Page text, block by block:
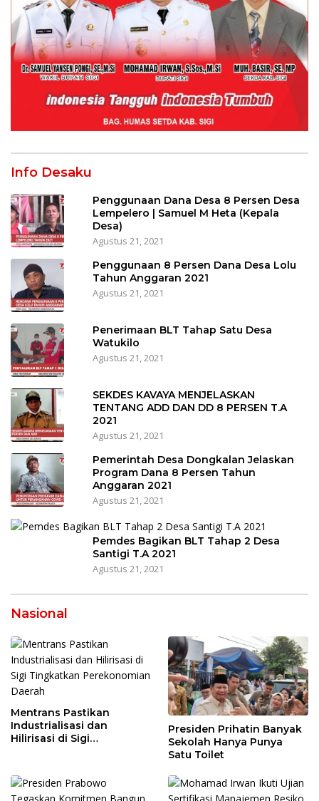
Info Desaku
Penggunaan Dana Desa 8 Persen Desa
Lempelero | Samuel M Heta (Kepala
Desa)
Agustus 21, 2021
Penggunaan 8 Persen Dana Desa Lolu
Tahun Anggaran 2021
Agustus 21, 2021
Penerimaan BLT Tahap Satu Desa
Watukilo
Agustus 21, 2021
SEKDES KAVAYA MENJELASKAN
TENTANG ADD DAN DD 8 PERSEN T.A
2021
Agustus 21, 2021
Pemerintah Desa Dongkalan Jelaskan
Program Dana 8 Persen Tahun
Anggaran 2021
Agustus 21, 2021
Pemdes Bagikan BLT Tahap 2 Desa
Santigi T.A 2021
Agustus 21, 2021
Nasional
Mentrans Pastikan
Industrialisasi dan
Hilirisasi di Sigi
Presiden Prihatin Banyak
Sekolah Hanya Punya
Satu Toilet